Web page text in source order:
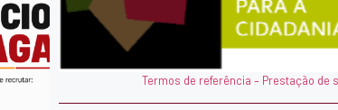
Termos de referência – Prestação de